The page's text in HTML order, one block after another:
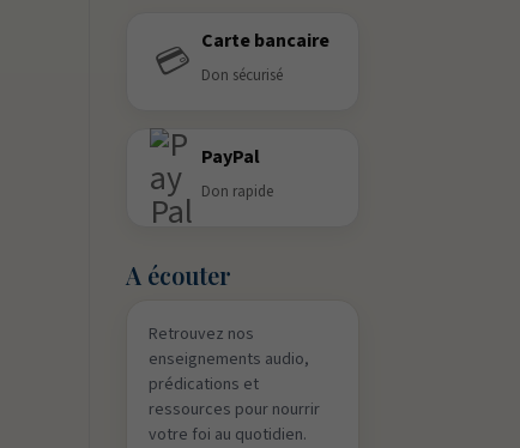
💳 Carte bancaire
Don sécurisé
PayPal
Don rapide
A écouter
Retrouvez nos
enseignements audio,
prédications et
ressources pour nourrir
votre foi au quotidien.